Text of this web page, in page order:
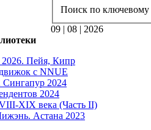
Поиск по ключевому
09 | 08 | 2026
2026. Пейя, Кипр
с NNUE
2024
2024
XIX века (Часть II)
Астана 2023